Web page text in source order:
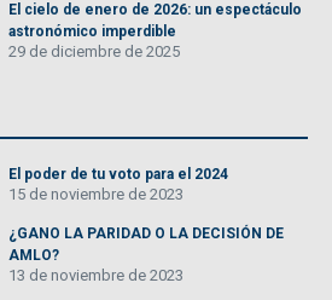
El cielo de enero de 2026: un espectáculo
astronómico imperdible
29 de diciembre de 2025
El poder de tu voto para el 2024
15 de noviembre de 2023
¿GANO LA PARIDAD O LA DECISIÓN DE
AMLO?
13 de noviembre de 2023